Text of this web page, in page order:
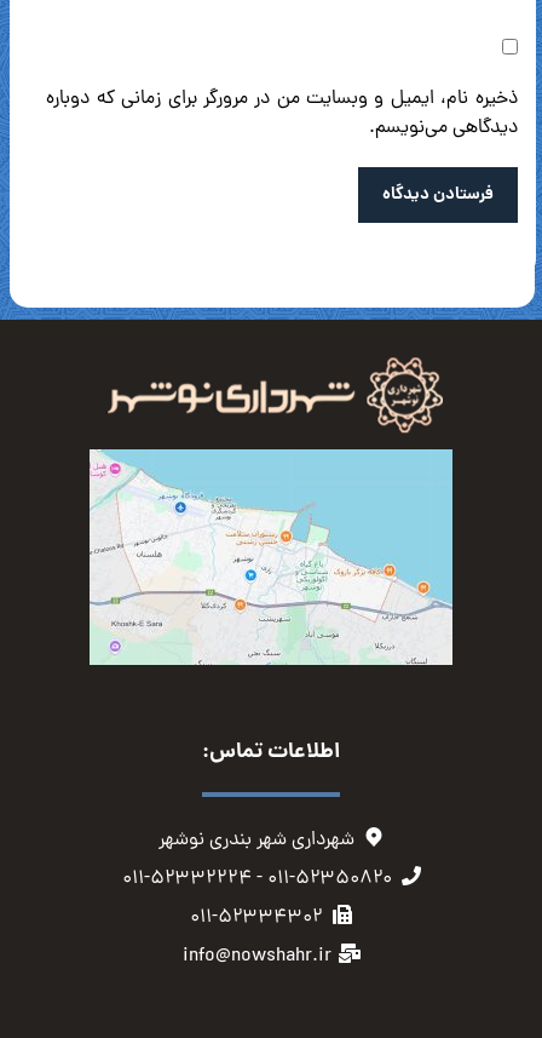
ذخیره نام، ایمیل و وبسایت من در مرورگر برای زمانی که دوباره
دیدگاهی می‌نویسم.
فرستادن دیدگاه
اطلاعات تماس:
شهرداری شهر بندری نوشهر
۰۱۱-۵۲۳۵۰۸۲۰ - ۰۱۱-۵۲۳۳۲۲۲۴
۰۱۱-۵۲۳۳۴۳۰۲
info@nowshahr.ir